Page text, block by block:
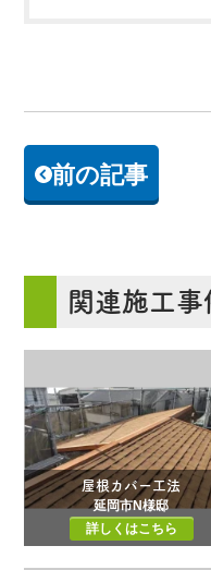
前の記事
関連施工事
屋根カバー工法
延岡市N様邸
詳しくはこちら